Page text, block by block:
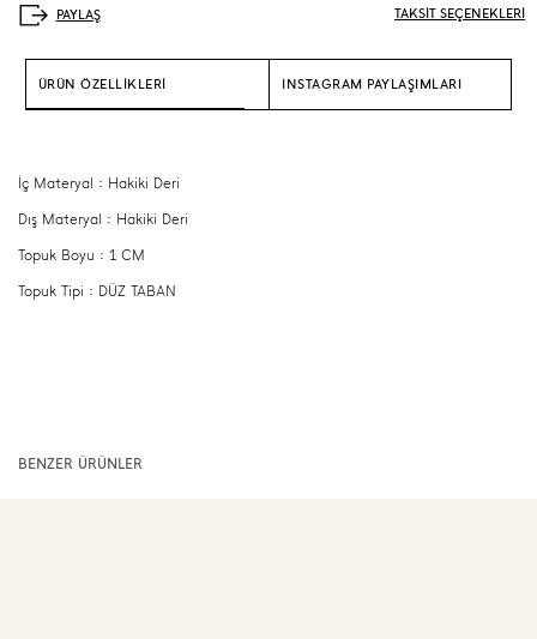
TAKSİT SEÇENEKLERİ
ÜRÜN ÖZELLİKLERİ INSTAGRAM PAYLAŞIMLARI
İç Materyal : Hakiki Deri
Dış Materyal : Hakiki Deri
Topuk Boyu : 1 CM
Topuk Tipi : DÜZ TABAN
BENZER ÜRÜNLER